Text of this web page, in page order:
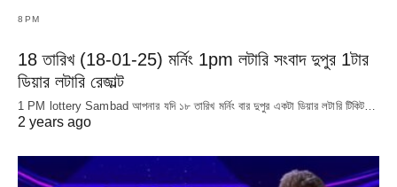
8PM
18 তারিখ (18-01-25) মর্নিং 1pm লটারি সংবাদ দুপুর 1টার
ডিয়ার লটারি রেজাল্ট
1 PM lottery Sambad আপনার যদি ১৮ তারিখ মর্নিং বার দুপুর একটা ডিয়ার লটারি টিকিট…
2 years ago